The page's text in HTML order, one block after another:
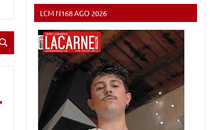
Buscar
LCM N168 AGO 2026